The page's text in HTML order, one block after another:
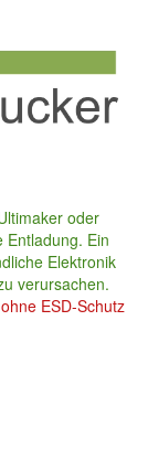
oder
Entladung. Ein
Elektronik
verursachen.
ESD-Schutz